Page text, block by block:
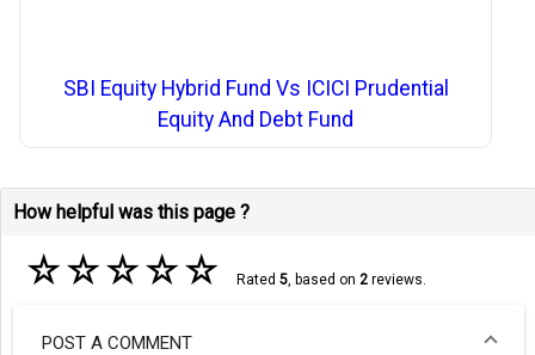
SBI Equity Hybrid Fund Vs ICICI Prudential
Equity And Debt Fund
How helpful was this page ?
☆☆☆☆☆ Rated 5, based on 2reviews.
POST A COMMENT